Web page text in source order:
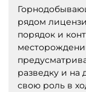
рядом
порядок и
разведку и на
свою роль в